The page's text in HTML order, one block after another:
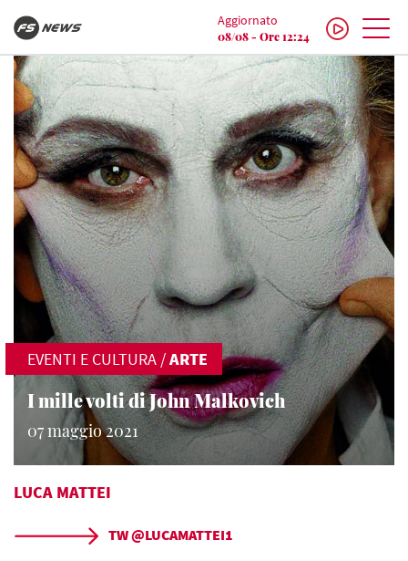
Aggiornato
08/08 - Ore 12:24
EVENTI E CULTURA /ARTE
I mille volti di John Malkovich
07 maggio 2021
LUCA MATTEI
TW @LUCAMATTEI1